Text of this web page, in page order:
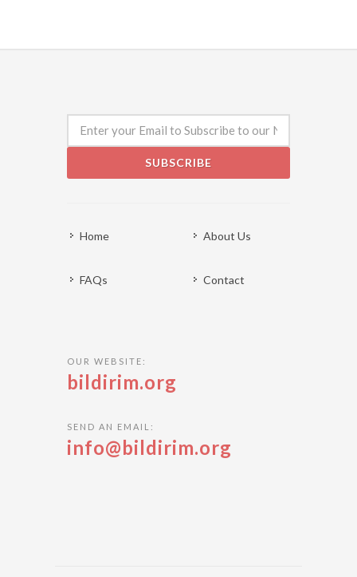
SUBSCRIBE
Home About Us
FAQs Contact
OUR WEBSITE:
bildirim.org
SEND AN EMAIL:
info@bildirim.org